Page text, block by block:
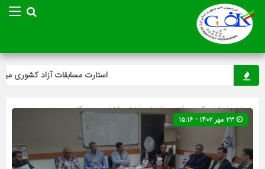
استارت مسابقات آزاد کشوری
صفحه اصلی» گروه »آخرین اخبار»اخبار»اخبار ویژه»گلف»ویژه